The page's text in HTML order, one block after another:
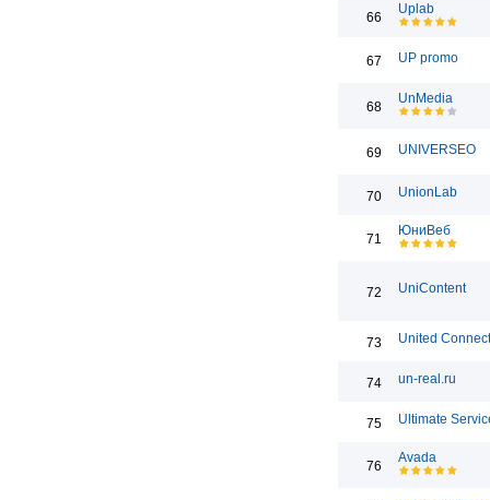
66
Uplab
67 UP promo
68
UnMedia
69 UNIVERSEO
70 UnionLab
71
ЮниВеб
72 UniContent
73 United
74 un-real.ru
75 Ultimate
76
Avada